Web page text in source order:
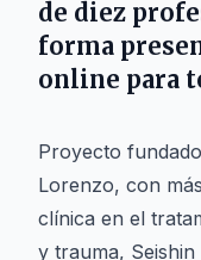
de diez
forma
online para
Proyecto
Lorenzo, con
clínica en el
y trauma,